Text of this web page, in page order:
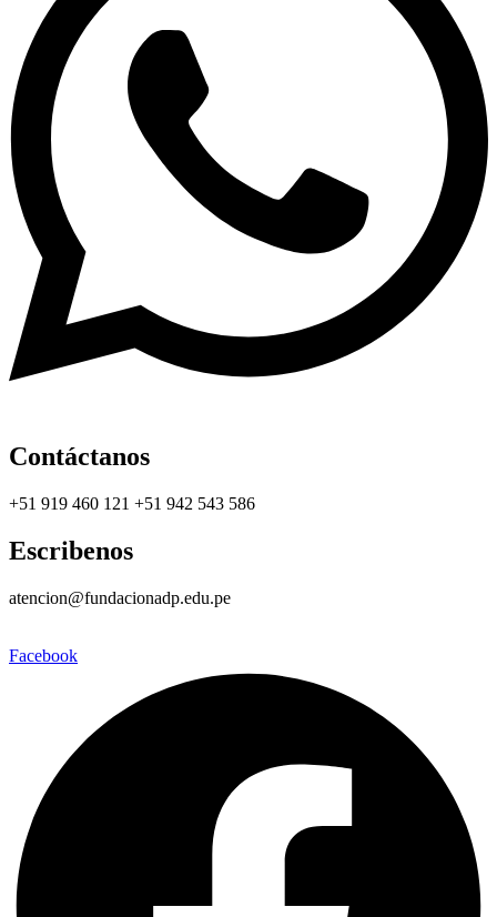
Contáctanos
+51 919 460 121 +51 942 543 586
Escribenos
atencion@fundacionadp.edu.pe
Facebook